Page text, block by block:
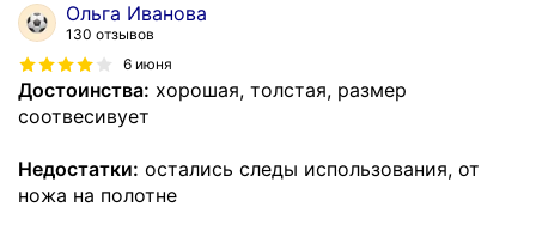
Ольга Иванова
130 отзывов
6 июня
Достоинства: хорошая, толстая, размер
соотвесивует
Недостатки: остались следы использования, от
ножа на полотне